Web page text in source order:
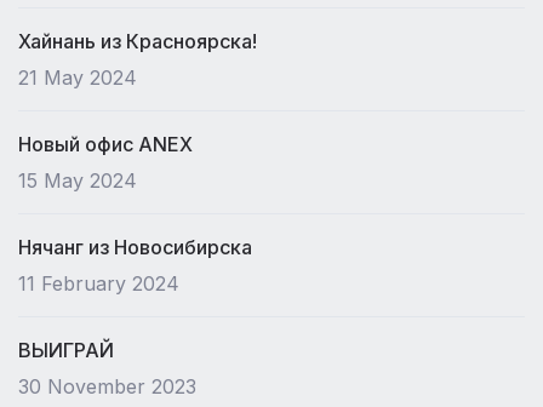
Хайнань из Красноярска!
21 May 2024
Новый офис ANEX
15 May 2024
Нячанг из Новосибирска
11 February 2024
ВЫИГРАЙ
30 November 2023